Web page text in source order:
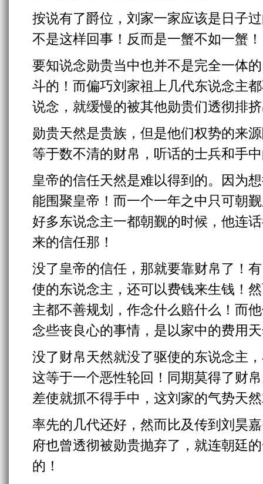
按说有了爵位，刘家一家应该是日子
不是这样回事！反而是一蟹不如一蟹！
要知说念勋贵当中也并不是完全一体
斗的！而偏巧刘家祖上几代东说念主
说念，就缓慢的被其他勋贵们透彻排
勋贵天然是贵族，但是他们权势的来
等于数不清的财帛，听话的士兵和手
皇帝的信任天然是难以得到的。因为
能围聚皇帝！而一个一年之中只可朝
好多东说念主一都朝觐的时候，他连
来的信任那！
没了皇帝的信任，那就要靠财帛了！
使的东说念主，还可以费钱来生钱！
主都不善规划，作念什么赔什么！而
念些丧良心的事情，是以家中的费用
没了财帛天然就没了驱使的东说念主
这等于一个恶性轮回！同期莫得了财
差使就抓不得手中，这刘家的气势天
率先的几代还好，然而比及传到刘昊
府也曾透彻被勋贵抛弃了，就连朝廷
的！